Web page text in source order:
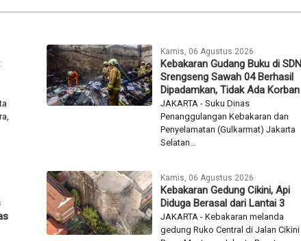
Kamis, 06 Agustus 2026
Kebakaran Gudang Buku di SDN
Srengseng Sawah 04 Berhasil
Dipadamkan, Tidak Ada Korban
JAKARTA - Suku Dinas
Penanggulangan Kebakaran dan
Penyelamatan (Gulkarmat) Jakarta
Selatan...
Kamis, 06 Agustus 2026
Kebakaran Gedung Cikini, Api
Diduga Berasal dari Lantai 3
JAKARTA - Kebakaran melanda
gedung Ruko Central di Jalan Cikini